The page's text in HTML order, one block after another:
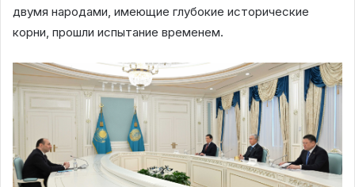
двумя народами, имеющие глубокие исторические
корни, прошли испытание временем.